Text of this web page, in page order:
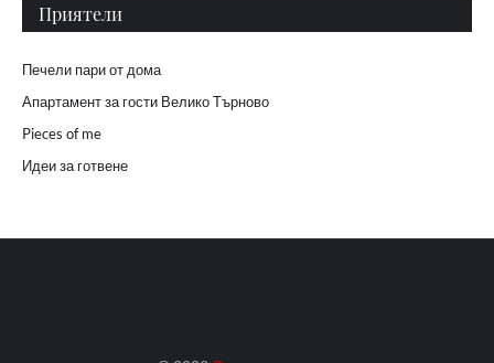
Приятели
Печели пари от дома
Апартамент за гости Велико Търново
Pieces of me
Идеи за готвене